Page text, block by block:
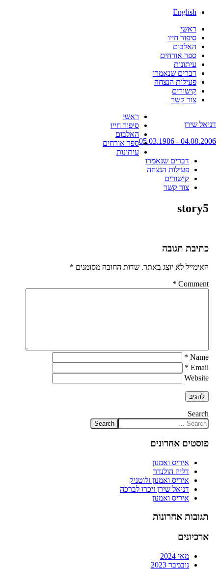
English
ראשי
סיפור חייו
האלבום
ספר אורחים
עיתונות
דברים שנאמרו
פעילות הנצחה
קישורים
צור קשר
דניאל שירן
04.08.2006 - 05.03.1986
Skip
to
content
ראשי
סיפור חייו
האלבום
ספר אורחים
עיתונות
דברים שנאמרו
פעילות הנצחה
קישורים
צור קשר
story5
כתיבת תגובה
האימייל לא יוצג באתר. שדות החובה מסומנים *
Comment
*
Name
*
Email
*
Website
Search
פוסטים אחרונים
איריס ואמנון
דליה הולנדר
איריס ואמנון זלוטניק
דניאל שירן זיכרו לברכה
איריס ואמנון
תגובות אחרונות
ארכיונים
מאי 2024
נובמבר 2023